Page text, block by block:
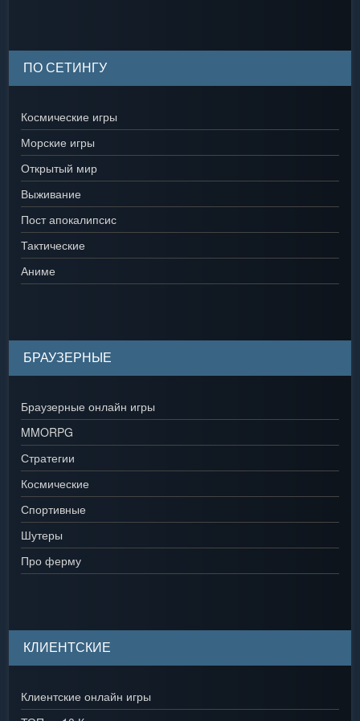
ПО СЕТИНГУ
Космические игры
Морские игры
Открытый мир
Выживание
Пост апокалипсис
Тактические
Аниме
БРАУЗЕРНЫЕ
Браузерные онлайн игры
MMORPG
Стратегии
Космические
Спортивные
Шутеры
Про ферму
КЛИЕНТСКИЕ
Клиентские онлайн игры